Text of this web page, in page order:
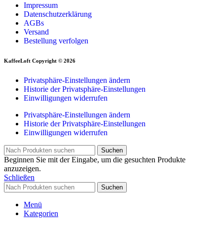
Impressum
Datenschutzerklärung
AGBs
Versand
Bestellung verfolgen
KaffeeLoft Copyright © 2026
Privatsphäre-Einstellungen ändern
Historie der Privatsphäre-Einstellungen
Einwilligungen widerrufen
Privatsphäre-Einstellungen ändern
Historie der Privatsphäre-Einstellungen
Einwilligungen widerrufen
Suchen
Beginnen Sie mit der Eingabe, um die gesuchten Produkte
anzuzeigen.
Schließen
Suchen
Menü
Kategorien